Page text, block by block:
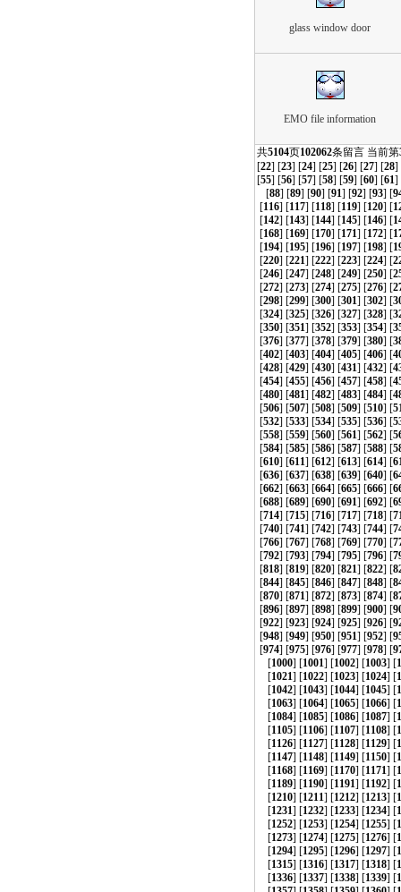
glass window door
EMO file information
共5104页102062条留言 当前第
[22] [23] [24] [25] [26] [27] [28]
[55] [56] [57] [58] [59] [60] [61]
[88] [89] [90] [91] [92] [93] [
[116] [117] [118] [119] [120] [
[142] [143] [144] [145] [146] [
[168] [169] [170] [171] [172] [
[194] [195] [196] [197] [198] [
[220] [221] [222] [223] [224] [
[246] [247] [248] [249] [250] [
[272] [273] [274] [275] [276] [
[298] [299] [300] [301] [302] [
[324] [325] [326] [327] [328] [
[350] [351] [352] [353] [354] [
[376] [377] [378] [379] [380] [
[402] [403] [404] [405] [406] [
[428] [429] [430] [431] [432] [
[454] [455] [456] [457] [458] [
[480] [481] [482] [483] [484] [
[506] [507] [508] [509] [510] [
[532] [533] [534] [535] [536] [
[558] [559] [560] [561] [562] [
[584] [585] [586] [587] [588] [
[610] [611] [612] [613] [614] [
[636] [637] [638] [639] [640] [
[662] [663] [664] [665] [666] [
[688] [689] [690] [691] [692] [
[714] [715] [716] [717] [718] [
[740] [741] [742] [743] [744] [
[766] [767] [768] [769] [770] [
[792] [793] [794] [795] [796] [
[818] [819] [820] [821] [822] [
[844] [845] [846] [847] [848] [
[870] [871] [872] [873] [874] [
[896] [897] [898] [899] [900] [
[922] [923] [924] [925] [926] [
[948] [949] [950] [951] [952] [
[974] [975] [976] [977] [978] [
[1000] [1001] [1002] [1003] [
[1021] [1022] [1023] [1024] [
[1042] [1043] [1044] [1045] [
[1063] [1064] [1065] [1066] [
[1084] [1085] [1086] [1087] [
[1105] [1106] [1107] [1108] [
[1126] [1127] [1128] [1129] [
[1147] [1148] [1149] [1150] [
[1168] [1169] [1170] [1171] [
[1189] [1190] [1191] [1192] [
[1210] [1211] [1212] [1213] [
[1231] [1232] [1233] [1234] [
[1252] [1253] [1254] [1255] [
[1273] [1274] [1275] [1276] [
[1294] [1295] [1296] [1297] [
[1315] [1316] [1317] [1318] [
[1336] [1337] [1338] [1339] [